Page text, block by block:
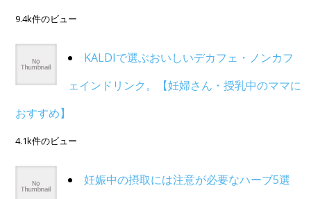
9.4k件のビュー
KALDIで選ぶおいしいデカフェ・ノンカフ
ェインドリンク。【妊婦さん・授乳中のママに
おすすめ】
4.1k件のビュー
妊娠中の摂取には注意が必要なハーブ5選